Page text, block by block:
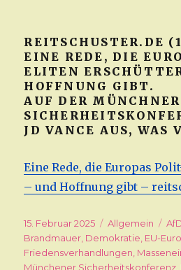
REITSCHUSTER.DE
EINE REDE, DIE
ELITEN
HOFFNUNG GIBT.
AUF DER MÜNCHNER
JD VANCE AUS, WAS
Eine Rede, die Europas
– und Hoffnung gibt –
Veröffentlicht
am
15. Februar 2025 Kategorien
Allgemein
Brandmauer, Demokratie, EU-
Friedensverhandlungen,
Münchener Sicherheitskonferenz,